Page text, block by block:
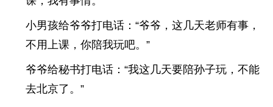
小男孩给爷爷打电话：“爷爷，这几天老师有事，
不用上课，你陪我玩吧。”
爷爷给秘书打电话：“我这几天要陪孙子玩，不能
去北京了。”